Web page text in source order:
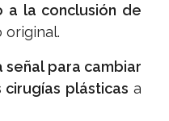
a la conclusión de
original.
señal para cambiar
plásticas a